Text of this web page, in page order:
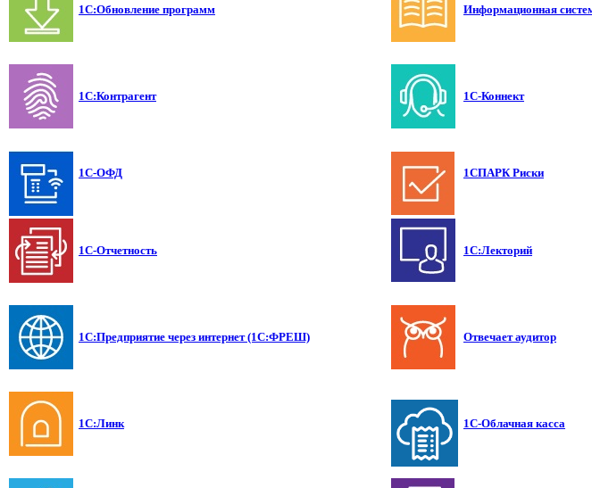
1С:Обновление программ Информационная
1С:Контрагент 1С-Коннект
1С-ОФД 1СПАРК Риски
1С-Отчетность 1С:Лекторий
1С:Предприятие через интернет (1С:ФРЕШ) Отвечает аудитор
1С:Линк 1С-Облачная касса